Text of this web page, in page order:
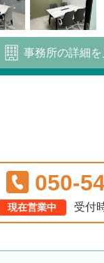
事務所の詳細を
050-
現在営業中 受付